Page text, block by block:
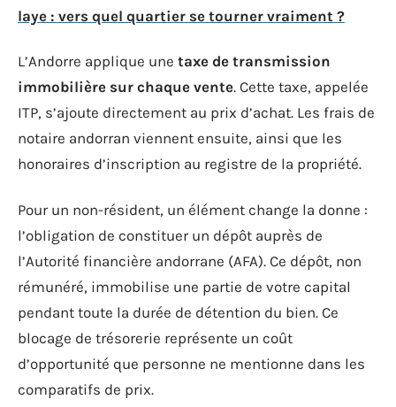
laye : vers quel quartier se tourner vraiment ?
L’Andorre applique une taxe de transmission
immobilière sur chaque vente. Cette taxe, appelée
ITP, s’ajoute directement au prix d’achat. Les frais de
notaire andorran viennent ensuite, ainsi que les
honoraires d’inscription au registre de la propriété.
Pour un non-résident, un élément change la donne :
l’obligation de constituer un dépôt auprès de
l’Autorité financière andorrane (AFA). Ce dépôt, non
rémunéré, immobilise une partie de votre capital
pendant toute la durée de détention du bien. Ce
blocage de trésorerie représente un coût
d’opportunité que personne ne mentionne dans les
comparatifs de prix.